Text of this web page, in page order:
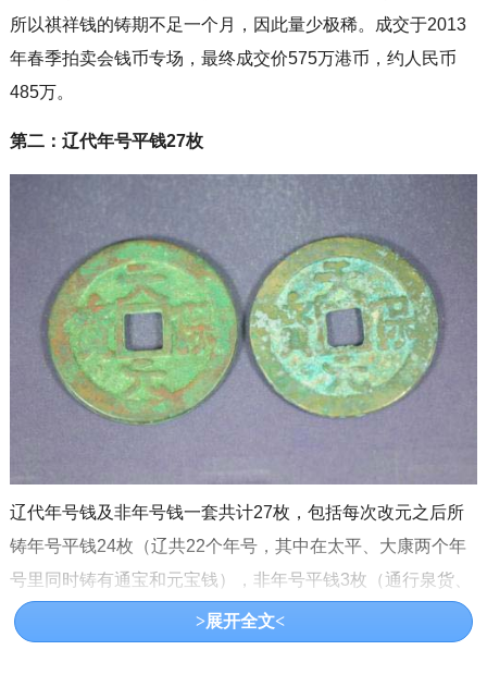
所以祺祥钱的铸期不足一个月，因此量少极稀。成交于2013
年春季拍卖会钱币专场，最终成交价575万港币，约人民币
485万。
第二：辽代年号平钱27枚
辽代年号钱及非年号钱一套共计27枚，包括每次改元之后所
铸年号平钱24枚（辽共22个年号，其中在太平、大康两个年
号里同时铸有通宝和元宝钱），非年号平钱3枚（通行泉货、
壮国元宝、助国元宝）；构成了完整的辽代年号平钱全家
福。目前公、私藏家很难集全这些珍稀辽钱，是故此套辽代
>展开全文<